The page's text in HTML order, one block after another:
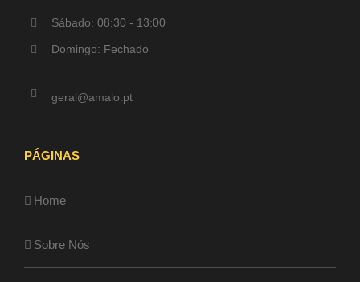
Sábado: 08:30 - 13:00
Domingo: Fechado
geral@amalo.pt
PÁGINAS
Home
Sobre Nós